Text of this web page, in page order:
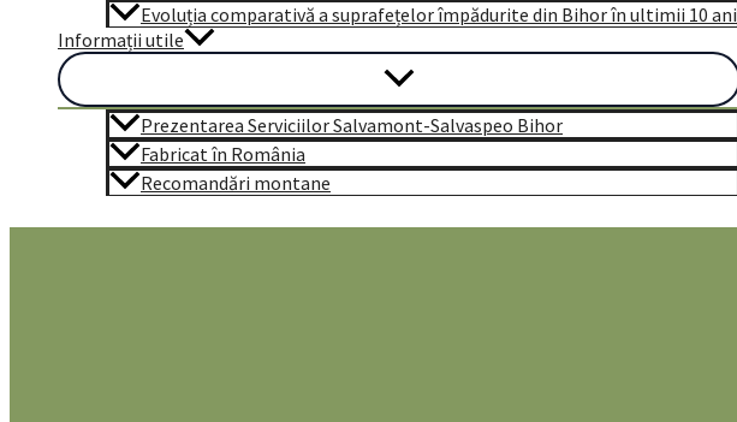
Evoluția comparativă a suprafețelor împădurite din Bihor în ultimii 10 ani
Informații utile
Prezentarea Serviciilor Salvamont-Salvaspeo Bihor
Fabricat în România
Recomandări montane